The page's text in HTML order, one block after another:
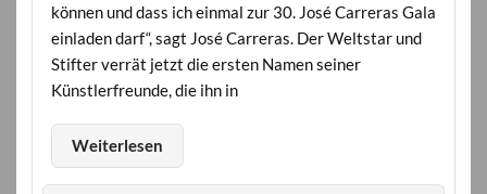
können und dass ich einmal zur 30. José Carreras Gala
einladen darf“, sagt José Carreras. Der Weltstar und
Stifter verrät jetzt die ersten Namen seiner
Künstlerfreunde, die ihn in
Weiterlesen